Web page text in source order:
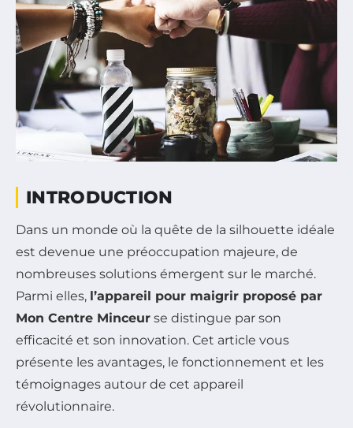
INTRODUCTION
Dans un monde où la quête de la silhouette idéale
est devenue une préoccupation majeure, de
nombreuses solutions émergent sur le marché.
Parmi elles, l’appareil pour maigrir proposé par
Mon Centre Minceur se distingue par son
efficacité et son innovation. Cet article vous
présente les avantages, le fonctionnement et les
témoignages autour de cet appareil
révolutionnaire.